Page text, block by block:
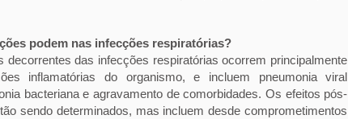
podem nas infecções respiratórias?
decorrentes das infecções respiratórias ocorrem principalmente
inflamatórias do organismo, e incluem pneumonia viral
bacteriana e agravamento de comorbidades. Os efeitos pós-
sendo determinados, mas incluem desde comprometimentos